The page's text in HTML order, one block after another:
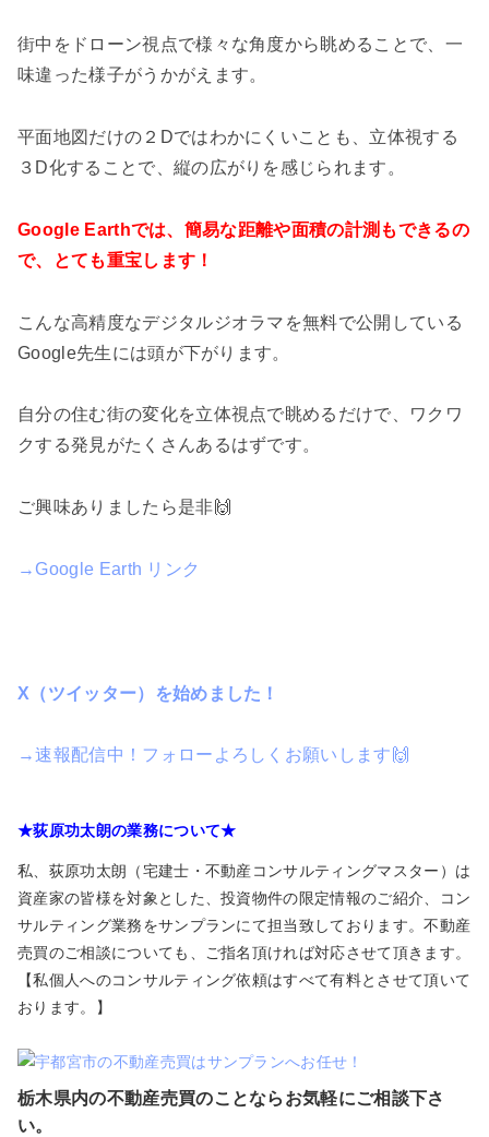
街中をドローン視点で様々な角度から眺めることで、一
味違った様子がうかがえます。
平面地図だけの２Dではわかにくいことも、立体視する
３D化することで、縦の広がりを感じられます。
Google Earthでは、簡易な距離や面積の計測もできるの
で、とても重宝します！
こんな高精度なデジタルジオラマを無料で公開している
Google先生には頭が下がります。
自分の住む街の変化を立体視点で眺めるだけで、ワクワ
クする発見がたくさんあるはずです。
ご興味ありましたら是非🙌
→Google Earth リンク
X（ツイッター）を始めました！
→速報配信中！フォローよろしくお願いします🙌
★荻原功太朗の業務について★
私、荻原功太朗（宅建士・不動産コンサルティングマスター）は
資産家の皆様を対象とした、投資物件の限定情報のご紹介、コン
サルティング業務をサンプランにて担当致しております。不動産
売買のご相談についても、ご指名頂ければ対応させて頂きます。
【私個人へのコンサルティング依頼はすべて有料とさせて頂いて
おります。】
栃木県内の不動産売買のことならお気軽にご相談下さ
い。